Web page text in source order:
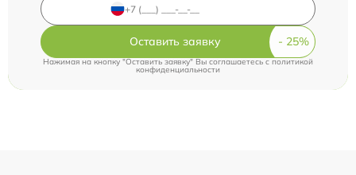
Оставить заявку
Нажимая на кнопку "Оставить заявку" Вы соглашаетесь cполитикой
конфиденциальности